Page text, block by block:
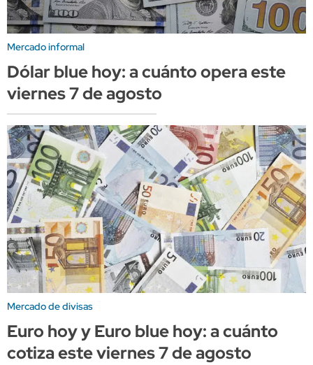
Mercado informal
Dólar blue hoy: a cuánto opera este
viernes 7 de agosto
Mercado de divisas
Euro hoy y Euro blue hoy: a cuánto
cotiza este viernes 7 de agosto